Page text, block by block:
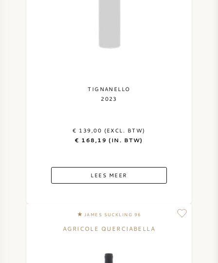
TIGNANELLO
2023
€ 139,00 (EXCL. BTW)
€ 168,19 (IN. BTW)
LEES MEER
JAMES SUCKLING 96
AGRICOLE QUERCIABELLA